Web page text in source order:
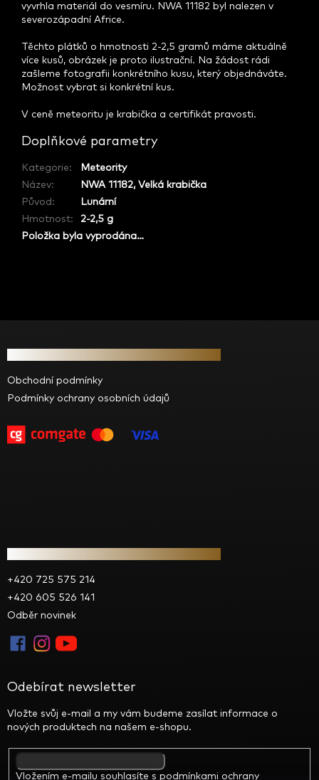
vyvrhla materiál do vesmíru. NWA 11182 byl nalezen v
severozápadní Africe.
Těchto plátků o hmotnosti 2-2,5 gramů máme aktuálně
více kusů, obrázek je proto ilustrační. Na žádost rádi
zašleme fotografii konkrétního kusu, který objednáváte.
Možnost vybrat si konkrétní kus.
V ceně meteoritu je krabička a certifikát pravosti.
Doplňkové parametry
Kategorie:
Meteority
Název:
NWA 11182, Velká krabička
Původ :
Lunární
Hmotnost:
2-2,5 g
Položka byla vyprodána…
p
Obchodní podmínky
Podmínky ochrany osobních údajů
+420 725 575 214
+420 605 526 141
Odběr novinek
Odebírat newsletter
Vložte svůj e-mail a my vám budeme zasílat informace o
nových produktech na našem e-shopu.
Vložením e-mailu souhlasíte s podmínkami ochrany